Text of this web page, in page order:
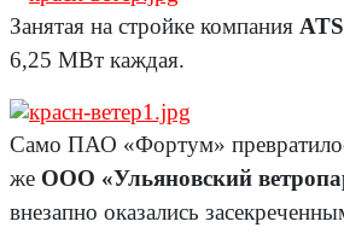
Занятая на стройке компания ATS
6,25 МВт каждая.
Само ПАО «Фортум»
же ООО «Ульяновский
внезапно оказались